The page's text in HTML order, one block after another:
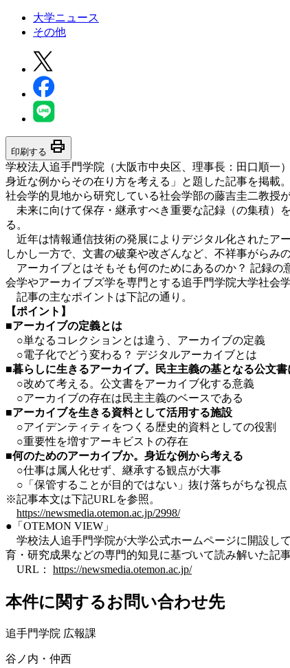
大学ニュース
その他
印刷する print
学校法人追手門学院（大阪市中央区、理事長：田口順一
身近な例からその在り方を考える」と題した記事を掲載
社会学的見地から研究している社会学部の藤吉圭二教授が
未来に向けて保存・継承すべき重要な記録（の集積）
る。
近年は情報通信技術の発展によりデジタル化されたア
しかし一方で、文書の破棄や改ざんなど、不祥事がらみ
アーカイブとはそもそも何のためにあるのか？ 記録の
会学やアーカイブズ学を専門とする追手門学院大学社会
記事の主なポイントは下記の通り。
【ポイント】
■アーカイブの定義とは
○単なるコレクションとは違う、アーカイブの定義
○電子化でどう変わる？ デジタルアーカイブとは
■暮らしに生きるアーカイブ。民主主義の基となる公文書
○改めて考える。公文書をアーカイブ化する意義
○アーカイブの存在は民主主義のベースである
■アーカイブを生きる資料として活用する施設
○アイデンティティをつくる歴史的資料としての役割
○重要性を増すアーキビストの存在
■何のためのアーカイブか。身近な例から考える
○仕事は属人化せず、継承する観点が大事
○「保管することが目的ではない」抜け落ちがちな視点
※記事本文は下記URLを参照。
https://newsmedia.otemon.ac.jp/2998/
●「OTEMON VIEW」
学校法人追手門学院が大学公式ホームページに開設し
育・研究成果などの専門的知見に基づいて読み解いた記
URL： https://newsmedia.otemon.ac.jp/
本件に関するお問い合わせ先
追手門学院 広報課
谷ノ内・仲西